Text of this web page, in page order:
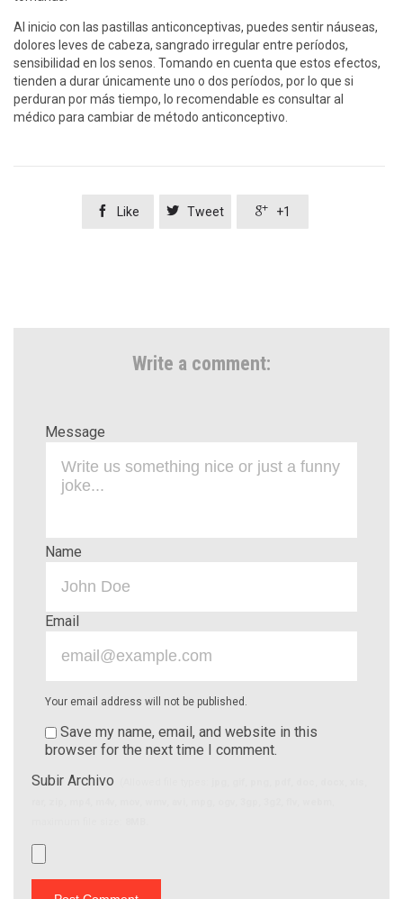
Al inicio con las pastillas anticonceptivas, puedes sentir náuseas,
dolores leves de cabeza, sangrado irregular entre períodos,
sensibilidad en los senos. Tomando en cuenta que estos efectos,
tienden a durar únicamente uno o dos períodos, por lo que si
perduran por más tiempo, lo recomendable es consultar al
médico para cambiar de método anticonceptivo.
 Like  Tweet  +1
Write a comment:
Message
Name
Email
Your email address will not be published.
Save my name, email, and website in this
browser for the next time I comment.
Subir Archivo